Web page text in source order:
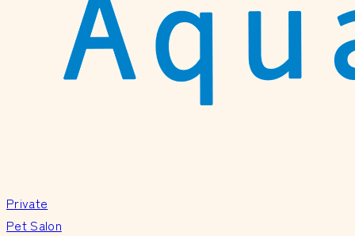
Private
Pet Salon